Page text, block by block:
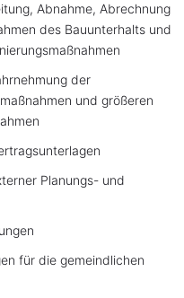
Abnahme, Abrechnung
des Bauunterhalts und
der
und größeren
Planungs- und
für die gemeindlichen